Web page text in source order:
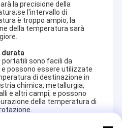
la precisione della
l'intervallo di
è troppo ampio, la
della temperatura sarà
durata
portatili sono facili da
possono essere utilizzate
di destinazione in
chimica, metallurgia,
e altri campi; e possono
della temperatura di